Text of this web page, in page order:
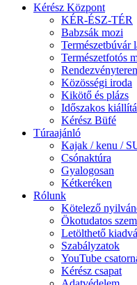
Kérész Központ
KÉR-ÉSZ-TÉR
Babzsák mozi
Természetbúvár
Természetfotós
Közösségi iroda
Kikötő és plázs
Időszakos
Kérész Büfé
Túraajánló
Kajak / kenu /
Csónaktúra
Gyalogosan
Kétkeréken
Rólunk
Kötelező
Ökotudatos
Letölthető
Szabályzatok
YouTube
Kérész csapat